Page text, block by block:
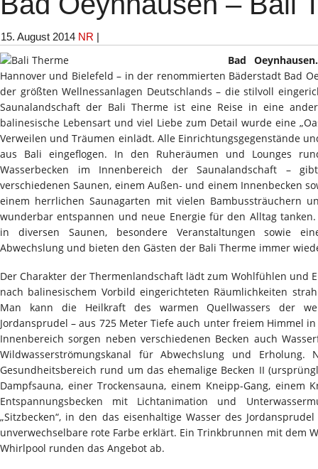
15. August 2014 NR |
Bad Oeynhausen.
Hannover und Bielefeld – in der renommierten Bäderstadt Bad
der größten Wellnessanlagen Deutschlands – die stilvoll
Saunalandschaft der Bali Therme ist eine Reise in eine
balinesische Lebensart und viel Liebe zum Detail wurde eine
Verweilen und Träumen einlädt. Alle Einrichtungsgegenstände
aus Bali eingeflogen. In den Ruheräumen und Lounges
Wasserbecken im Innenbereich der Saunalandschaft –
verschiedenen Saunen, einem Außen- und einem Innenbecken
einem herrlichen Saunagarten mit vielen Bambussträuchern
wunderbar entspannen und neue Energie für den Alltag
in diversen Saunen, besondere Veranstaltungen sowie
Abwechslung und bieten den Gästen der Bali Therme immer
Der Charakter der Thermenlandschaft lädt zum Wohlfühlen und
nach balinesischem Vorbild eingerichteten Räumlichkeiten
Man kann die Heilkraft des warmen Quellwassers der
Jordansprudel – aus 725 Meter Tiefe auch unter freiem Himmel
Innenbereich sorgen neben verschiedenen Becken auch
Wildwasserströmungskanal für Abwechslung und
Gesundheitsbereich rund um das ehemalige Becken II
Dampfsauna, einer Trockensauna, einem Kneipp-Gang, einem
Entspannungsbecken mit Lichtanimation und
„Sitzbecken“, in den das eisenhaltige Wasser des
unverwechselbare rote Farbe erklärt. Ein Trinkbrunnen mit dem
Whirlpool runden das Angebot ab.